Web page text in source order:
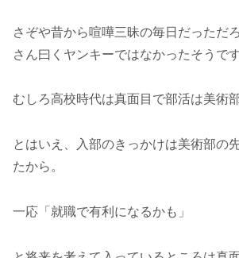
さぞや昔から喧嘩三昧の毎日だっただ
さん曰くヤンキーではなかったそうです
むしろ高校時代は真面目で部活は美術
とはいえ、入部のきっかけは美術部の
たから。
一応「就職で有利になるかも」